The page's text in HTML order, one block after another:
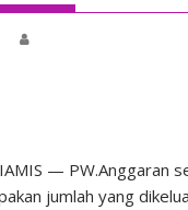
— PW.Anggaran
jumlah yang